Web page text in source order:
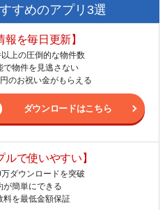
すめのアプリ3選
報を毎日更新】
以上の圧倒的な物件数
で物件を見逃さない
のお祝い金がもらえる
ダウンロードはこちら
ルで使いやすい】
万ダウンロードを突破
が簡単にできる
料を最低金額保証